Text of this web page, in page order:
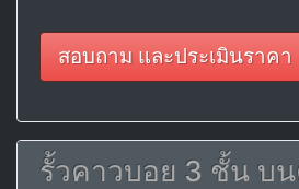
สอบถาม และประเมินราคา
รั้วคาวบอย 3 ชั้น บ